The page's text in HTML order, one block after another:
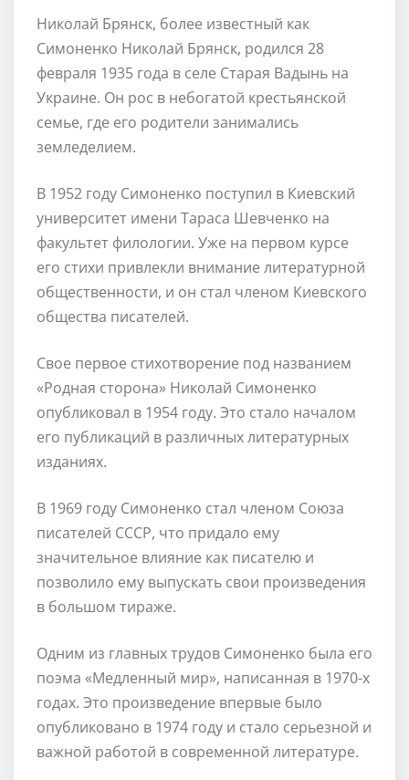
Николай Брянск, более известный как
Симоненко Николай Брянск, родился 28
февраля 1935 года в селе Старая Вадынь на
Украине. Он рос в небогатой крестьянской
семье, где его родители занимались
земледелием.
В 1952 году Симоненко поступил в Киевский
университет имени Тараса Шевченко на
факультет филологии. Уже на первом курсе
его стихи привлекли внимание литературной
общественности, и он стал членом Киевского
общества писателей.
Свое первое стихотворение под названием
«Родная сторона» Николай Симоненко
опубликовал в 1954 году. Это стало началом
его публикаций в различных литературных
изданиях.
В 1969 году Симоненко стал членом Союза
писателей СССР, что придало ему
значительное влияние как писателю и
позволило ему выпускать свои произведения
в большом тираже.
Одним из главных трудов Симоненко была его
поэма «Медленный мир», написанная в 1970-х
годах. Это произведение впервые было
опубликовано в 1974 году и стало серьезной и
важной работой в современной литературе.